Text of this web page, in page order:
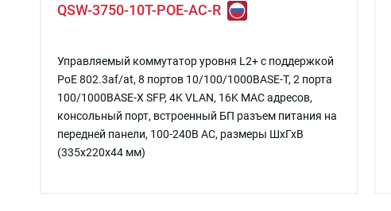
QSW-3750-10T-POE-AC-R
Управляемый коммутатор уровня L2+ с поддержкой
PoE 802.3af/at, 8 портов 10/100/1000BASE-T, 2 порта
100/1000BASE-X SFP, 4K VLAN, 16K MAC адресов,
консольный порт, встроенный БП разъем питания на
передней панели, 100-240В AC, размеры ШхГхВ
(335x220x44 мм)